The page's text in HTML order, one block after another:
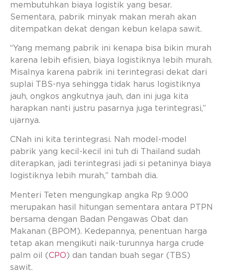
membutuhkan biaya logistik yang besar.
Sementara, pabrik minyak makan merah akan
ditempatkan dekat dengan kebun kelapa sawit.
“Yang memang pabrik ini kenapa bisa bikin murah
karena lebih efisien, biaya logistiknya lebih murah.
Misalnya karena pabrik ini terintegrasi dekat dari
suplai TBS-nya sehingga tidak harus logistiknya
jauh, ongkos angkutnya jauh, dan ini juga kita
harapkan nanti justru pasarnya juga terintegrasi,”
ujarnya.
CNah ini kita terintegrasi. Nah model-model
pabrik yang kecil-kecil ini tuh di Thailand sudah
diterapkan, jadi terintegrasi jadi si petaninya biaya
logistiknya lebih murah,” tambah dia.
Menteri Teten mengungkap angka Rp 9.000
merupakan hasil hitungan sementara antara PTPN
bersama dengan Badan Pengawas Obat dan
Makanan (BPOM). Kedepannya, penentuan harga
tetap akan mengikuti naik-turunnya harga crude
palm oil (CPO) dan tandan buah segar (TBS)
sawit.